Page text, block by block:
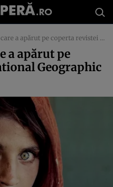
pe coperta revistei National Geographic a fost arestată
a apărut pe
Geographic